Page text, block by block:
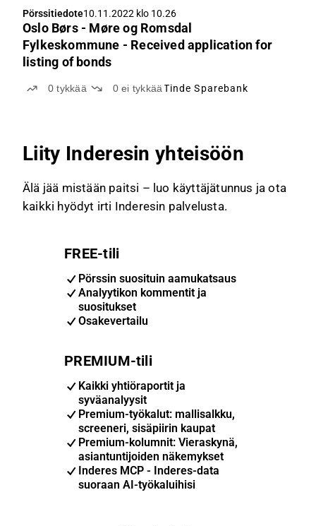
Pörssitiedote10.11.2022 klo 10.26
Oslo Børs - Møre og Romsdal
Fylkeskommune - Received application for
listing of bonds
0tykkää 0ei tykkää Tinde Sparebank
Liity Inderesin yhteisöön
Älä jää mistään paitsi – luo käyttäjätunnus ja ota
kaikki hyödyt irti Inderesin palvelusta.
FREE-tili
Pörssin suosituin aamukatsaus
Analyytikon kommentit ja
suositukset
Osakevertailu
PREMIUM-tili
Kaikki yhtiöraportit ja
syväanalyysit
Premium-työkalut: mallisalkku,
screeneri, sisäpiirin kaupat
Premium-kolumnit: Vieraskynä,
asiantuntijoiden näkemykset
Inderes MCP - Inderes-data
suoraan AI-työkaluihisi